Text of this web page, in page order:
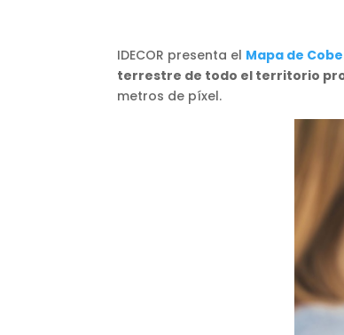
IDECOR presenta el Mapa de
terrestre de todo el territorio
metros de píxel.